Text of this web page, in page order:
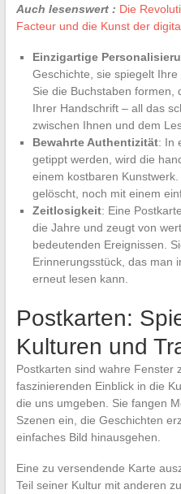
Auch lesenswert : Die
Facteur und die Kunst der
Einzigartige
Geschichte, sie spiegelt
Sie die Buchstaben formen,
Ihrer Handschrift – all das
zwischen Ihnen und dem
Bewahrte Authentizität: In
getippt werden, wird die
einem kostbaren
gelöscht, noch mit einem
Zeitlosigkeit: Eine
die Jahre und zeugt von
bedeutenden Ereignissen.
Erinnerungsstück, das man
erneut lesen kann.
Postkarten:
Kulturen und
Postkarten sind wahre Fenster
faszinierenden Einblick in die
die uns umgeben. Sie fangen
Szenen ein, die Geschichten
einfaches Bild hinausgehen.
Eine zu versendende Karte
Teil seiner Kultur mit anderen